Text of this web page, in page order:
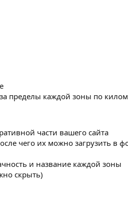
пределы каждой зоны по
части вашего сайта
чего их можно загрузить в
и название каждой зоны
скрыть)